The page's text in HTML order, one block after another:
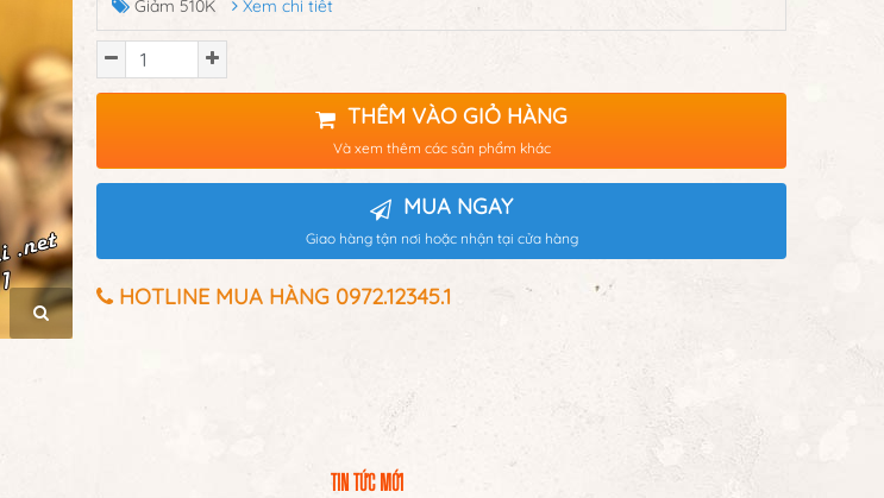
Giảm 510K Xem chi tiết
THÊM VÀO GIỎ HÀNG
Và xem thêm các sản phẩm khác
MUA NGAY
Giao hàng tận nơi hoặc nhận tại cửa hàng
HOTLINE MUA HÀNG 0972.12345.1
TIN TỨC MỚI